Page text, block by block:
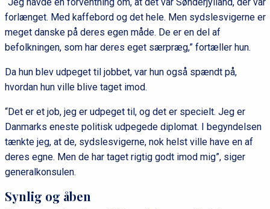
“Jeg havde en forventning om, at det var Sønderjylland, der var
forlænget. Med kaffebord og det hele. Men sydslesvigerne er
meget danske på deres egen måde. De er en del af
befolkningen, som har deres eget særpræg,” fortæller hun.
Da hun blev udpeget til jobbet, var hun også spændt på,
hvordan hun ville blive taget imod.
“Det er et job, jeg er udpeget til, og det er specielt. Jeg er
Danmarks eneste politisk udpegede diplomat. I begyndelsen
tænkte jeg, at de, sydslesvigerne, nok helst ville have en af
deres egne. Men de har taget rigtig godt imod mig”, siger
generalkonsulen.
Synlig og åben